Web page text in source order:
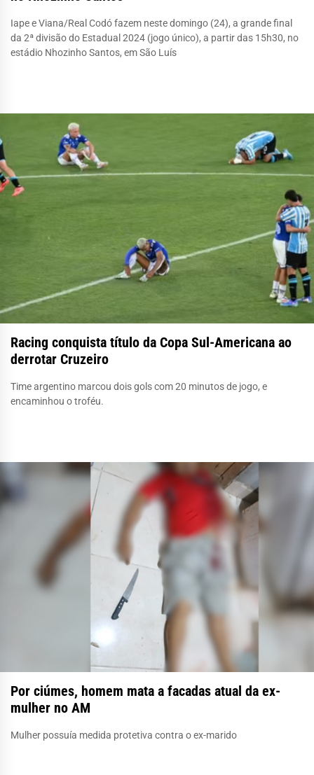
Iape e Viana/Real Codó fazem neste domingo (24), a grande final
da 2ª divisão do Estadual 2024 (jogo único), a partir das 15h30, no
estádio Nhozinho Santos, em São Luís
Racing conquista título da Copa Sul-Americana ao
derrotar Cruzeiro
Time argentino marcou dois gols com 20 minutos de jogo, e
encaminhou o troféu.
Por ciúmes, homem mata a facadas atual da ex-
mulher no AM
Mulher possuía medida protetiva contra o ex-marido